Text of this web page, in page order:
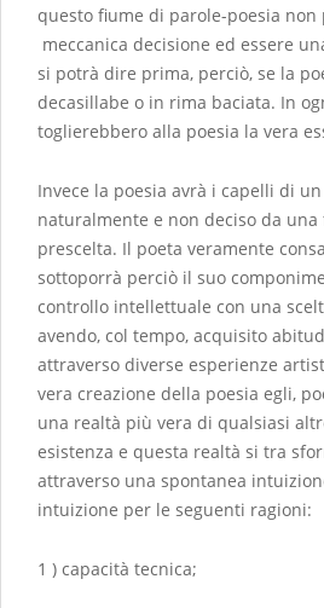
questo fiume di parole-poesia
meccanica decisione ed essere
si potrà dire prima, perciò, se la
decasillabe o in rima baciata. In
toglierebbero alla poesia la vera
Invece la poesia avrà i capelli di
naturalmente e non deciso da
prescelta. Il poeta veramente
sottoporrà perciò il suo
controllo intellettuale con una
avendo, col tempo, acquisito
attraverso diverse esperienze
vera creazione della poesia egli,
una realtà più vera di qualsiasi
esistenza e questa realtà si tra
attraverso una spontanea
intuizione per le seguenti ragioni:
1 ) capacità tecnica;